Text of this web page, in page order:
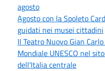
agosto
Agosto con la Spoleto
guidati nei musei cittadini
Il Teatro Nuovo Gian
Mondiale UNESCO nel
dell'Italia centrale